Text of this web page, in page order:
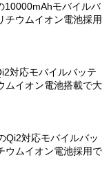
10000mAhモバイルバ
ウムイオン電池採用
対応モバイルバッテ
イオン電池搭載で大
Qi2対応モバイルバッ
ムイオン電池採用で